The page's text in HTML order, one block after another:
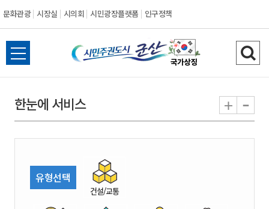
문화관광 시장실 시의회 시민광장플랫폼 인구정책
시
민
권
시
전
체
뉴
열
검
색
기
한눈에 서비스 + -
유형선택
건설/교통